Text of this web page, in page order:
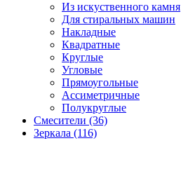
Из искуственного камня
Для стиральных машин
Накладные
Квадратные
Круглые
Угловые
Прямоугольные
Ассиметричные
Полукруглые
Смесители (36)
Зеркала (116)